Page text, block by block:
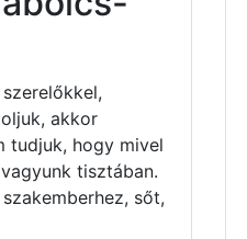
akkor
tudjuk, hogy mivel
tisztában.
sőt,